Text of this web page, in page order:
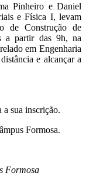
Pinheiro e Daniel
e Física I, levam
de Construção de
a partir das 9h, na
em Engenharia
e alcançar a
sua inscrição.
Formosa.
Formosa